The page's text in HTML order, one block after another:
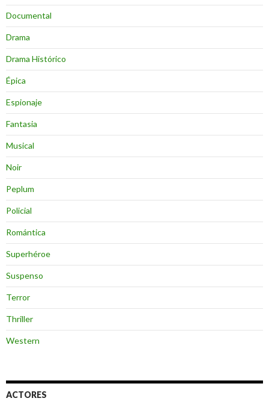
Documental
Drama
Drama Histórico
Épica
Espionaje
Fantasia
Musical
Noir
Peplum
Policial
Romántica
Superhéroe
Suspenso
Terror
Thriller
Western
ACTORES